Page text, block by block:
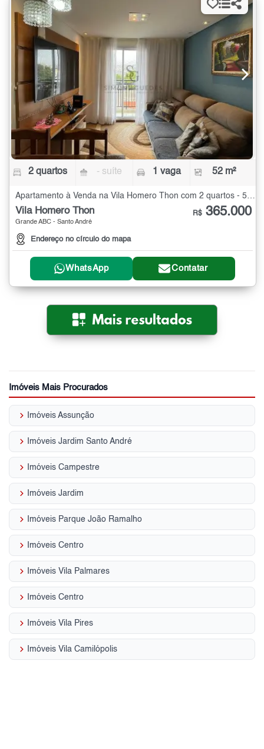
2 quartos - suíte 1 vaga 52 m²
Vila Homero Thon
Grande ABC - Santo André
Endereço no círculo do mapa
R$ 365.000
WhatsApp Contatar
Imóveis Mais Procurados
keyboard_arrow_right Imóveis Assunção
keyboard_arrow_right Imóveis Jardim Santo André
keyboard_arrow_right Imóveis Campestre
keyboard_arrow_right Imóveis Jardim
keyboard_arrow_right Imóveis Parque João Ramalho
keyboard_arrow_right Imóveis Centro
keyboard_arrow_right Imóveis Vila Palmares
keyboard_arrow_right Imóveis Centro
keyboard_arrow_right Imóveis Vila Pires
keyboard_arrow_right Imóveis Vila Camilópolis